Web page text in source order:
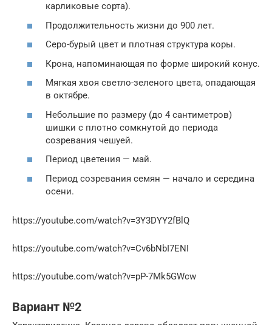
карликовые сорта).
Продолжительность жизни до 900 лет.
Серо-бурый цвет и плотная структура коры.
Крона, напоминающая по форме широкий конус.
Мягкая хвоя светло-зеленого цвета, опадающая
в октябре.
Небольшие по размеру (до 4 сантиметров)
шишки с плотно сомкнутой до периода
созревания чешуей.
Период цветения — май.
Период созревания семян — начало и середина
осени.
https://youtube.com/watch?v=3Y3DYY2fBlQ
https://youtube.com/watch?v=Cv6bNbI7ENI
https://youtube.com/watch?v=pP-7Mk5GWcw
Вариант №2